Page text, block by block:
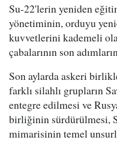
Su-22'lerin yeniden
yönetiminin, orduyu
kuvvetlerini kademeli
çabalarının son
Son aylarda askeri
farklı silahlı grupların
entegre edilmesi ve
birliğinin sürdürülmesi,
mimarisinin temel